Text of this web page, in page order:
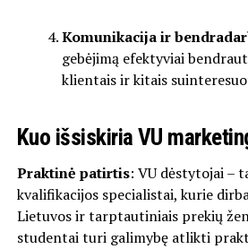
Komunikacija ir
gebėjimą efektyviai
klientais ir kitais
Kuo išsiskiria VU
Praktinė patirtis: VU dėstytojai –
kvalifikacijos specialistai, kurie
Lietuvos ir tarptautiniais prekių
studentai turi galimybę atlikti